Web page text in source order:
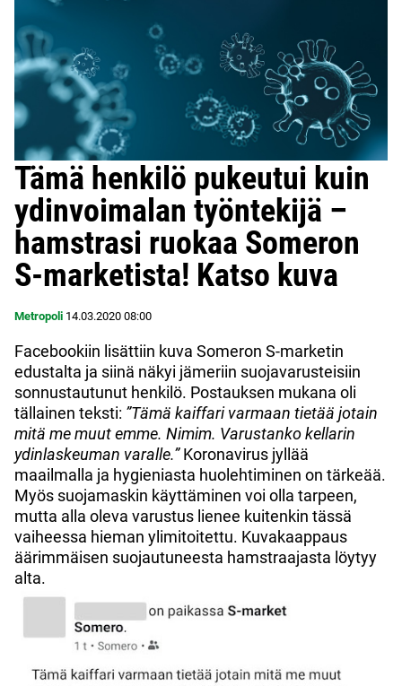
Tämä henkilö pukeutui kuin
ydinvoimalan työntekijä –
hamstrasi ruokaa Someron
S-marketista! Katso kuva
Metropoli 14.03.2020 08:00
Facebookiin lisättiin kuva Someron S-marketin
edustalta ja siinä näkyi jämeriin suojavarusteisiin
sonnustautunut henkilö. Postauksen mukana oli
tällainen teksti: ”Tämä kaiffari varmaan tietää jotain
mitä me muut emme. Nimim. Varustanko kellarin
ydinlaskeuman varalle.”Koronavirus jyllää
maailmalla ja hygieniasta huolehtiminen on tärkeää.
Myös suojamaskin käyttäminen voi olla tarpeen,
mutta alla oleva varustus lienee kuitenkin tässä
vaiheessa hieman ylimitoitettu. Kuvakaappaus
äärimmäisen suojautuneesta hamstraajasta löytyy
alta.